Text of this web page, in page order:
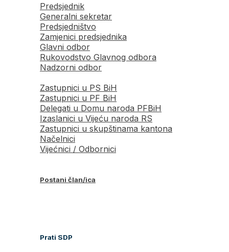
Predsjednik
Generalni sekretar
Predsjedništvo
Zamjenici predsjednika
Glavni odbor
Rukovodstvo Glavnog odbora
Nadzorni odbor
Zastupnici u PS BiH
Zastupnici u PF BiH
Delegati u Domu naroda PFBiH
Izaslanici u Vijeću naroda RS
Zastupnici u skupštinama kantona
Načelnici
Vijećnici / Odbornici
Postani član/ica
Prati SDP